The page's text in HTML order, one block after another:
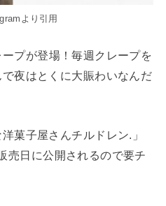
より引用
プが登場！毎週クレープを
夜はとくに大賑わいなんだ
菓子屋さんチルドレン.」
売日に公開されるので要チ